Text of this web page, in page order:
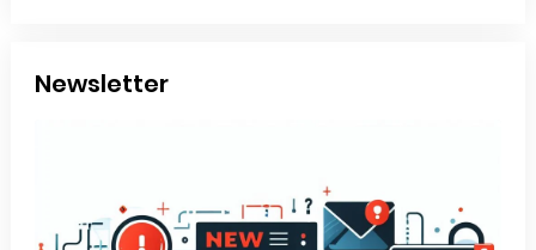
Newsletter